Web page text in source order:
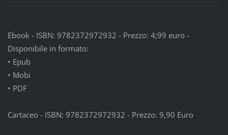
Ebook - ISBN: 9782372972932 - Prezzo: 4;99 euro -
Disponibile in formato:
• Epub
• Mobi
• PDF
Cartaceo - ISBN: 9782372972932 - Prezzo: 9,90 Euro